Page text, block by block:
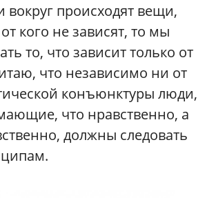
вокруг происходят вещи,
кого не зависят, то мы
то, что зависит только от
что независимо ни от
конъюнктуры люди,
что нравственно, а
должны следовать